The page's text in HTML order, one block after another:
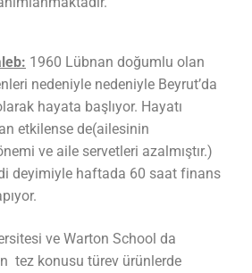
1960 Lübnan doğumlu olan
nedeniyle nedeniyle Beyrut’da
hayata başlıyor. Hayatı
etkilense de(ailesinin
ve aile servetleri azalmıştır.)
deyimiyle haftada 60 saat finans
ve Warton School da
tez konusu türev ürünlerde